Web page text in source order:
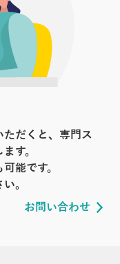
ただくと、専門ス
す。
能です。
。
お問い合わせ